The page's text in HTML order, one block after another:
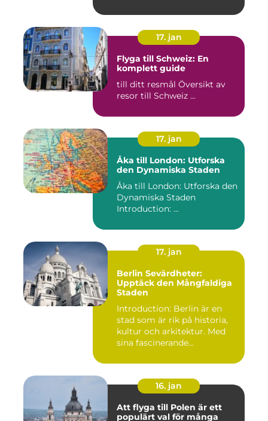
17. jan
Flyga till Schweiz: En
komplett guide
till ditt resmål Översikt av
resor till Schweiz ...
17. jan
Åka till London: Utforska
den Dynamiska Staden
Åka till London: Utforska den
Dynamiska Staden
Introduction: ...
17. jan
Berlin Sevärdheter:
Upptäck den Mångfaldiga
Staden
Introduction: Berlin är en
stad som är rik på historia,
kultur och arkitektur. Med
sina fascinerande...
16. jan
Att flyga till Polen är ett
populärt val för många